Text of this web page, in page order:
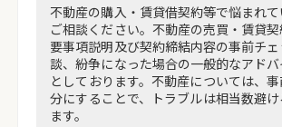
不動産の購入・賃貸借契約等で悩まれ
ご相談ください。不動産の売買・賃貸
要事項説明及び契約締結内容の事前チ
談、紛争になった場合の一般的なアド
としております。不動産については、
分にすることで、トラブルは相当数避
ます。